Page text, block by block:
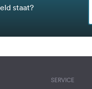
staat?
SERVICE